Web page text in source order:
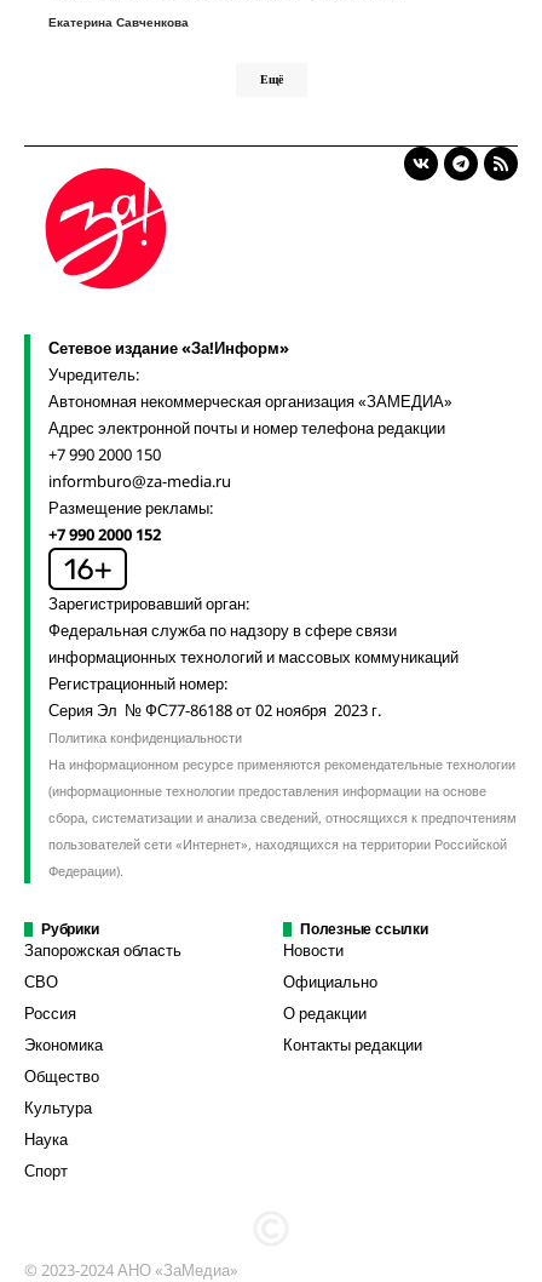
Екатерина Савченкова
Ещё
Сетевое издание «За!Информ»
Учредитель:
Автономная некоммерческая организация «ЗАМЕДИА»
Адрес электронной почты и номер телефона редакции
+7 990 2000 150
informburo@za-media.ru
Размещение рекламы:
+7 990 2000 152
Зарегистрировавший орган:
Федеральная служба по надзору в сфере связи
информационных технологий и массовых коммуникаций
Регистрационный номер:
Серия Эл № ФС77-86188 от 02 ноября 2023 г.
Политика конфиденциальности
На информационном ресурсе применяются рекомендательные технологии
(информационные технологии предоставления информации на основе
сбора, систематизации и анализа сведений, относящихся к предпочтениям
пользователей сети «Интернет», находящихся на территории Российской
Федерации).
Рубрики
Запорожская область
СВО
Россия
Экономика
Общество
Культура
Наука
Спорт
Полезные ссылки
Новости
Официально
О редакции
Контакты редакции
© 2023-2024 АНО «ЗаМедиа»